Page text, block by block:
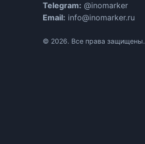
Telegram: @inomarker
Email: info@inomarker.ru
© 2026. Все права защищены.